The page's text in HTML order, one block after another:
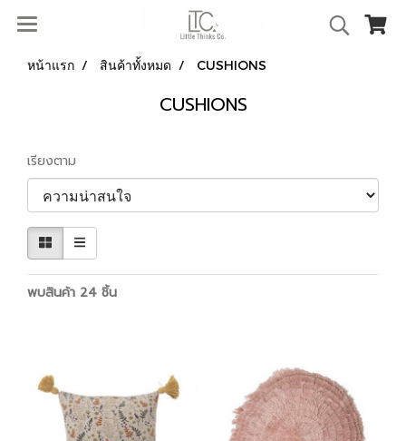
หน้าแรก สินค้าทั้งหมด CUSHIONS
CUSHIONS
เรียงตาม
พบสินค้า 24 ชิ้น